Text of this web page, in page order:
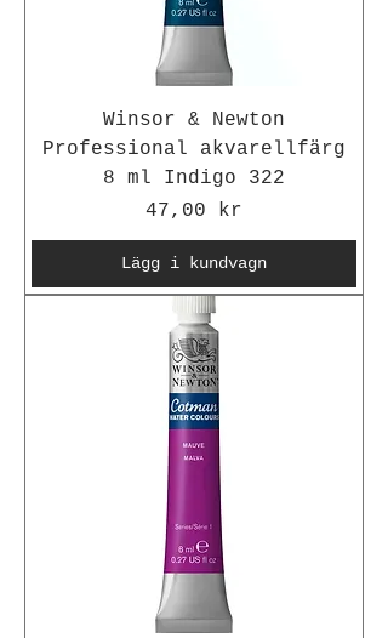
Winsor & Newton
Professional akvarellfärg
8 ml Indigo 322
Pris
47,00 kr
Lägg i kundvagn